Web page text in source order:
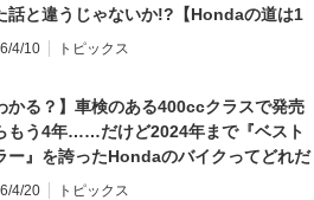
話と違うじゃないか!?【Hondaの道は1
してならず／CB1000F ①第一印象 編】
4/10 トピックス
かる？】車検のある400ccクラスで発売
もう4年……だけど2024年まで『ベスト
ー』を誇ったHondaのバイクってどれだ
う？
4/20 トピックス